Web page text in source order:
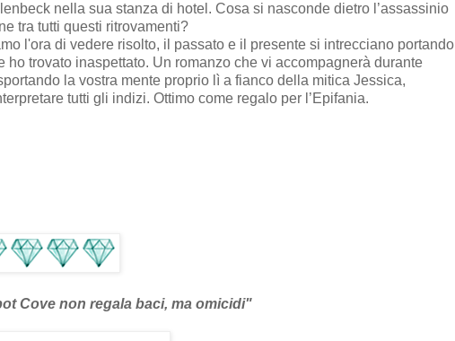
nella sua stanza di hotel. Cosa si nasconde dietro l’assassinio
tra tutti questi ritrovamenti?
l'ora di vedere risolto, il passato e il presente si intrecciano portando
trovato inaspettato. Un romanzo che vi accompagnerà durante
la vostra mente proprio lì a fianco della mitica Jessica,
tutti gli indizi. Ottimo come regalo per l’Epifania.
Cove non regala baci, ma omicidi"